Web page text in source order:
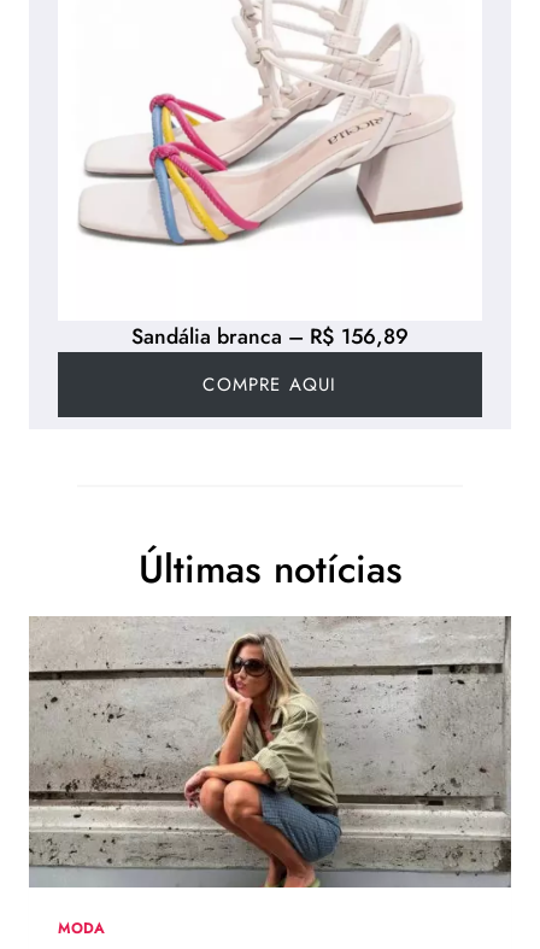
Sandália branca – R$ 156,89
COMPRE AQUI
Últimas notícias
MODA